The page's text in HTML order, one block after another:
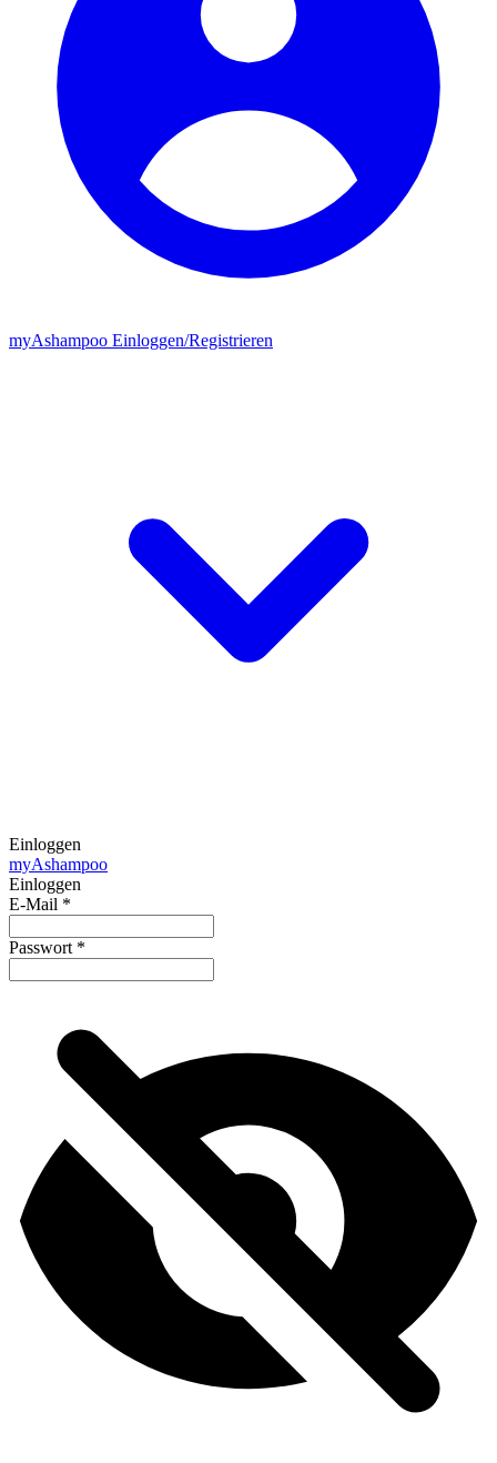
myAshampoo Einloggen/Registrieren
Einloggen
myAshampoo
Einloggen
E-Mail *
Passwort *